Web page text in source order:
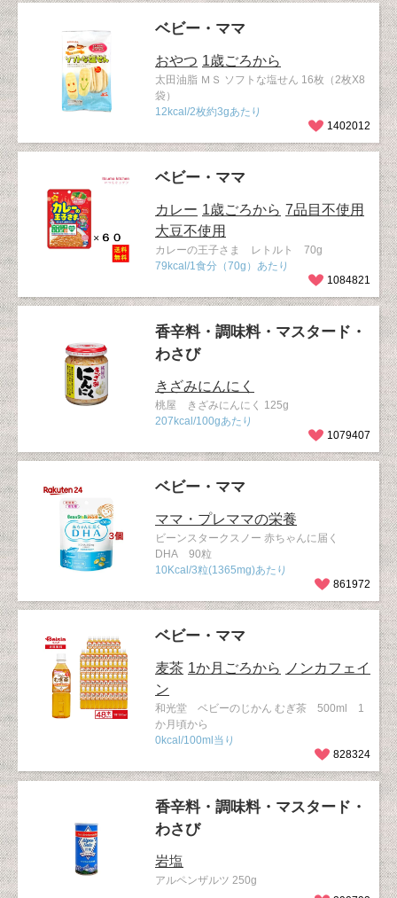
ベビー・ママ
おやつ 1歳ごろから
太田油脂 ＭＳ ソフトな塩せん 16枚（2枚X8
袋）
12kcal/2枚約3gあたり
1402012
ベビー・ママ
カレー 1歳ごろから 7品目不使用
大豆不使用
カレーの王子さま レトルト 70g
79kcal/1食分（70g）あたり
1084821
香辛料・調味料・マスタード・
わさび
きざみにんにく
桃屋 きざみにんにく 125g
207kcal/100gあたり
1079407
ベビー・ママ
ママ・プレママの栄養
ビーンスタークスノー 赤ちゃんに届く
DHA 90粒
10Kcal/3粒(1365mg)あたり
861972
ベビー・ママ
麦茶 1か月ごろから
ノンカフェイ
ン
和光堂 ベビーのじかん むぎ茶 500ml 1
か月頃から
0kcal/100ml当り
828324
香辛料・調味料・マスタード・
わさび
岩塩
アルペンザルツ 250g